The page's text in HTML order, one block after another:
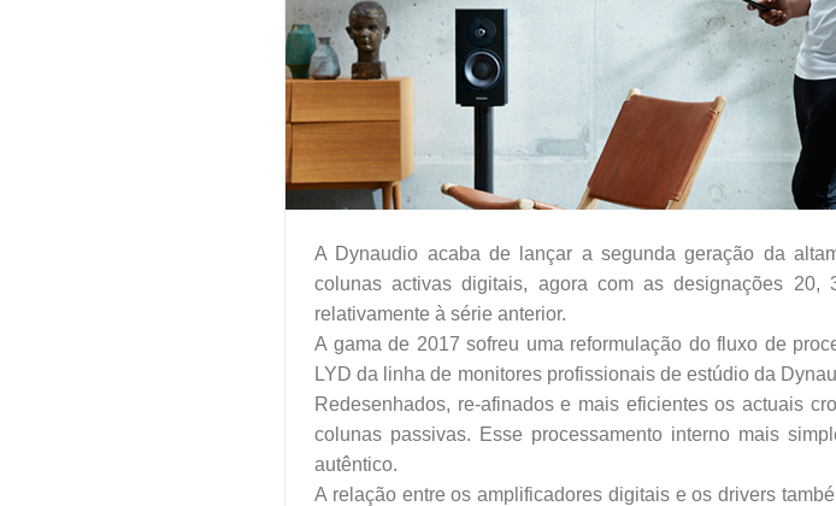
A Dynaudio acaba de lançar a segunda geração da
colunas activas digitais, agora com as designações 20,
relativamente à série anterior.
A gama de 2017 sofreu uma reformulação do fluxo de
LYD da linha de monitores profissionais de estúdio da
Redesenhados, re-afinados e mais eficientes os actuais
colunas passivas. Esse processamento interno mais
autêntico.
A relação entre os amplificadores digitais e os drivers